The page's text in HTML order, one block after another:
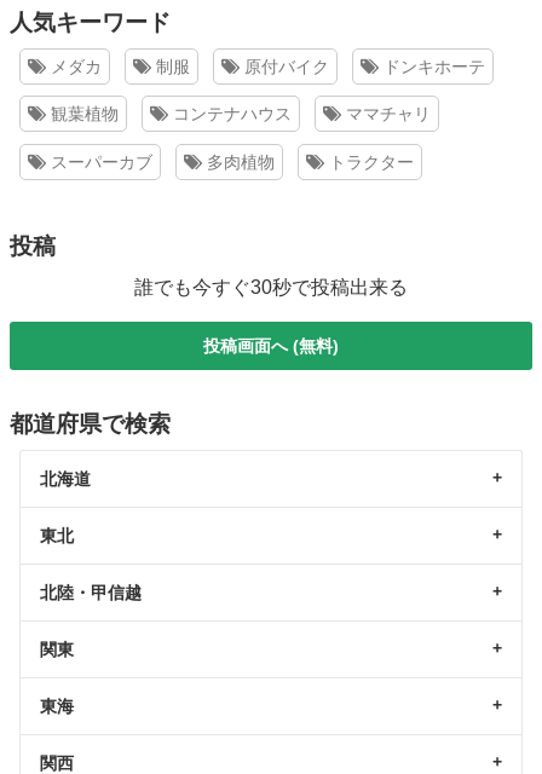
人気キーワード
メダカ 制服 原付バイク ドンキホーテ
観葉植物 コンテナハウス ママチャリ
スーパーカブ 多肉植物 トラクター
投稿
誰でも今すぐ30秒で投稿出来る
投稿画面へ (無料)
都道府県で検索
北海道
東北
北陸・甲信越
関東
東海
関西